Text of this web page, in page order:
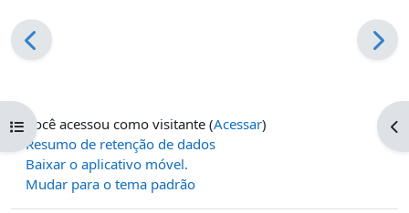
Abrir índice do curso
Você acessou como visitante (Acessar)
Resumo de retenção de dados
Baixar o aplicativo móvel.
Mudar para o tema padrão